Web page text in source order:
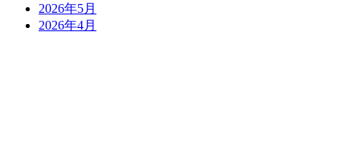
2026年5月
2026年4月